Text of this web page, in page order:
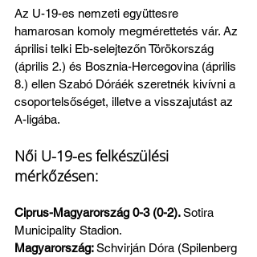
Az U-19-es nemzeti együttesre
hamarosan komoly megmérettetés vár. Az
áprilisi telki Eb-selejtezőn Törökország
(április 2.) és Bosznia-Hercegovina (április
8.) ellen Szabó Dóráék szeretnék kivívni a
csoportelsőséget, illetve a visszajutást az
A-ligába.
Női U-19-es felkészülési
mérkőzésen:
Ciprus-Magyarország 0-3 (0-2). Sotira
Municipality Stadion.
Magyarország: Schvirján Dóra (Spilenberg